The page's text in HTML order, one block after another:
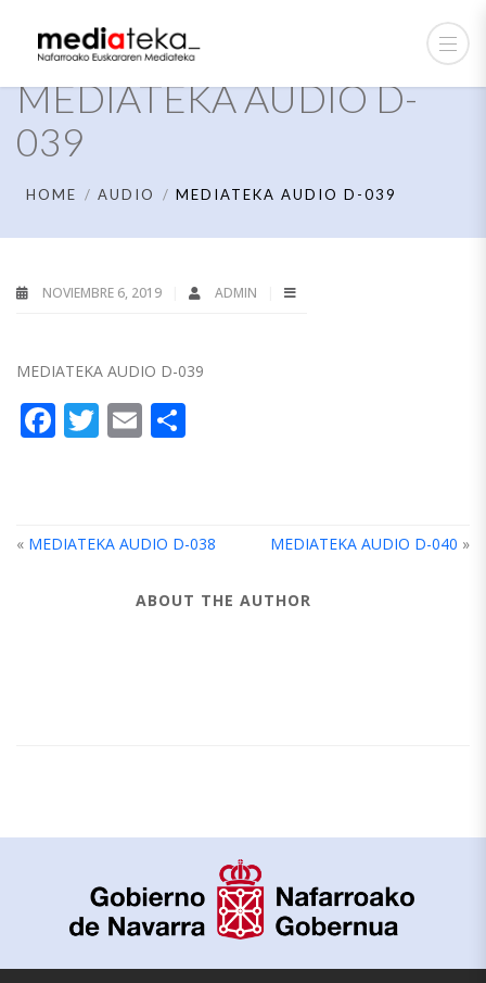
MEDIATEKA AUDIO D-
039
HOME AUDIO MEDIATEKA AUDIO D-039
NOVIEMBRE 6, 2019 ADMIN
MEDIATEKA AUDIO D-039
Facebook
Twitter
Email
« MEDIATEKA AUDIO D-038 MEDIATEKA AUDIO D-040 »
ABOUT THE AUTHOR